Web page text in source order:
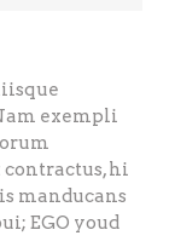
exempli
hi
manducans
EGO youd